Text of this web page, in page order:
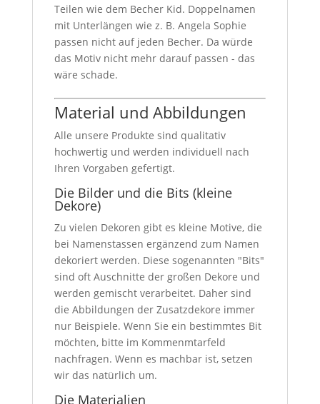
Teilen wie dem Becher Kid. Doppelnamen
mit Unterlängen wie z. B. Angela Sophie
passen nicht auf jeden Becher. Da würde
das Motiv nicht mehr darauf passen - das
wäre schade.
Material und Abbildungen
Alle unsere Produkte sind qualitativ
hochwertig und werden individuell nach
Ihren Vorgaben gefertigt.
Die Bilder und die Bits (kleine
Dekore)
Zu vielen Dekoren gibt es kleine Motive, die
bei Namenstassen ergänzend zum Namen
dekoriert werden. Diese sogenannten "Bits"
sind oft Auschnitte der großen Dekore und
werden gemischt verarbeitet. Daher sind
die Abbildungen der Zusatzdekore immer
nur Beispiele. Wenn Sie ein bestimmtes Bit
möchten, bitte im Kommenmtarfeld
nachfragen. Wenn es machbar ist, setzen
wir das natürlich um.
Die Materialien